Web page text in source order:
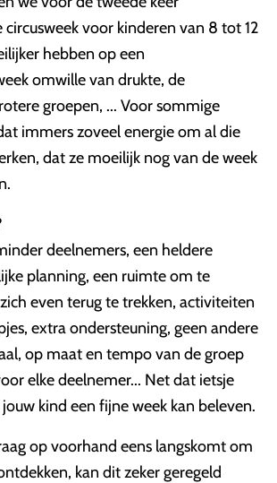
voor kinderen van 8 tot 12
hebben op een
omwille van drukte, de
groepen, ... Voor sommige
immers zoveel energie om al die
dat ze moeilijk nog van de week
deelnemers, een heldere
planning, een ruimte om te
even terug te trekken, activiteiten
extra ondersteuning, geen andere
op maat en tempo van de groep
elke deelnemer... Net dat ietsje
kind een fijne week kan beleven.
op voorhand eens langskomt om
kan dit zeker geregeld